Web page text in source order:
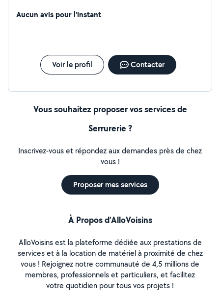
Aucun avis pour l'instant
Voir le profil Contacter
Vous souhaitez proposer vos services de
Serrurerie ?
Inscrivez-vous et répondez aux demandes près de chez
vous !
Proposer mes services
À Propos d’AlloVoisins
AlloVoisins est la plateforme dédiée aux prestations de
services et à la location de matériel à proximité de chez
vous ! Rejoignez notre communauté de 4,5 millions de
membres, professionnels et particuliers, et facilitez
votre quotidien pour tous vos projets !